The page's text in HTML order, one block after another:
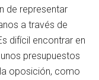
de representar
a través de
difícil encontrar en
presupuestos
oposición, como